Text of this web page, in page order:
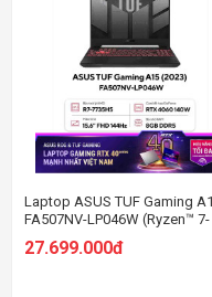
Laptop ASUS TUF Gaming
FA507NV-LP046W (Ryzen™ 7-
4060 8GB | 15.6-inch FHD
27.699.000đ